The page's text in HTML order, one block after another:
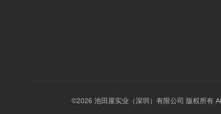
©2026 池田屋实业（深圳）有限公司 版权所有